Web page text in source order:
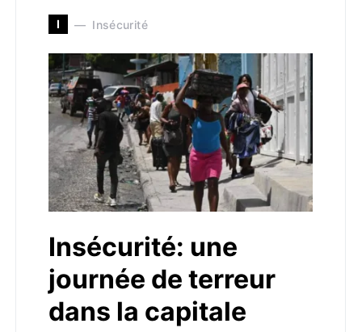
I Insécurité
Insécurité: une
journée de terreur
dans la capitale